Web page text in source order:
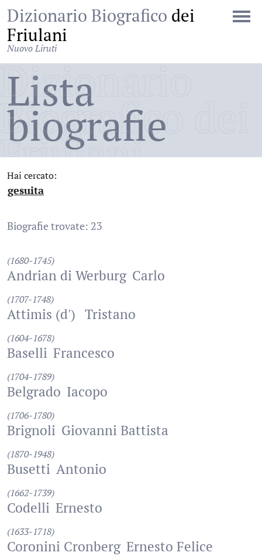
Dizionario Biografico dei
Friulani
Nuovo Liruti
Dizionario
Biografico dei
Friulani
Lista
biografie
Hai cercato:
gesuita
Biografie trovate: 23
(1680-1745)
Andrian di Werburg Carlo
(1707-1748)
Attimis (d') Tristano
(1604-1678)
Baselli Francesco
(1704-1789)
Belgrado Iacopo
(1706-1780)
Brignoli Giovanni Battista
(1870-1948)
Busetti Antonio
(1662-1739)
Codelli Ernesto
(1633-1718)
Coronini Cronberg Ernesto Felice